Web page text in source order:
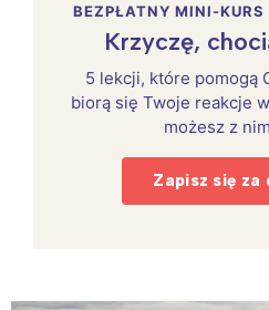
BEZPŁATNY MINI-KURS
Krzyczę,
5 lekcji, które pomogą
biorą się Twoje reakcje
możesz z
Zapisz się za